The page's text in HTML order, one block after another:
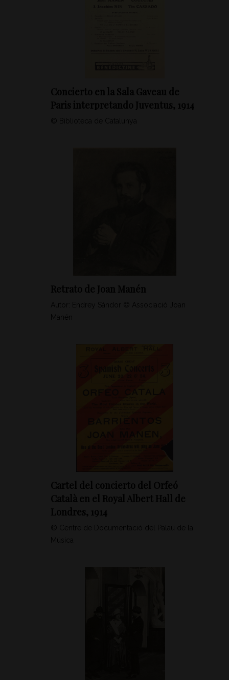
Concierto en la Sala Gaveau de
Paris interpretando Juventus, 1914
© Biblioteca de Catalunya
Retrato de Joan Manén
Autor: Endrey Sándor © Associació Joan
Manén
Cartel del concierto del Orfeó
Català en el Royal Albert Hall de
Londres, 1914
© Centre de Documentació del Palau de la
Música